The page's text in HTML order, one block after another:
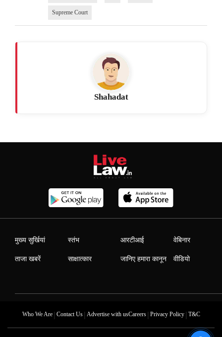
Supreme Court
Shahadat
मुख्य सुर्खियां
ताजा खबरें
स्तंभ
साक्षात्कार
आरटीआई
जानिए हमारा कानून
वेबिनार
वीडियो
Who We Are| Contact Us| Advertise with usCareers| Privacy Policy| T&C